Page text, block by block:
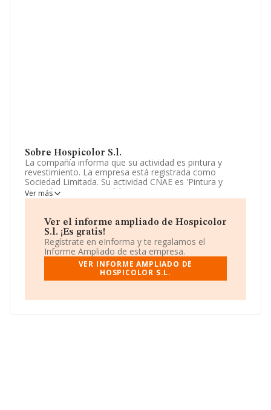
Sobre Hospicolor S.l.
La compañía informa que su actividad es pintura y
revestimiento. La empresa está registrada como
Sociedad Limitada. Su actividad CNAE es 'Pintura y
acristalamiento' con código 4334. La empresa no tiene
actividad en mercados exteriores.
La empresa Hospicolor S.L, con número de
identificación fiscal B56962780, tiene domicilio fiscal en
Calle Marti I Blasi núm. 94 Bj, Loc 3, (08905),
L'hospitalet De Llobregat, en Barcelona, Cataluña.
En relación con el sector y disponiendo de los datos de
hasta 10.764 empresas, a nivel nacional la facturación
facturación de ventas entre todas las compañías
Ver más
Ver el informe ampliado de Hospicolor
S.l. ¡Es gratis!
Regístrate en eInforma y te regalamos el
Informe Ampliado de esta empresa.
VER INFORME AMPLIADO DE
HOSPICOLOR S.L.